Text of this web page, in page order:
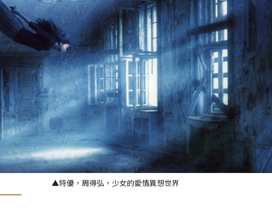
▲特優，周得弘，少女的愛情異想世界